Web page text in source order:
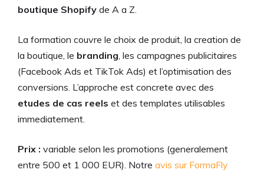
boutique Shopify de A a Z.
La formation couvre le choix de produit, la creation de
la boutique, le branding , les campagnes publicitaires
(Facebook Ads et TikTok Ads) et l’optimisation des
conversions. L’approche est concrete avec des
etudes de cas reels et des templates utilisables
immediatement.
Prix : variable selon les promotions (generalement
entre 500 et 1 000 EUR). Notre avis sur FormaFly